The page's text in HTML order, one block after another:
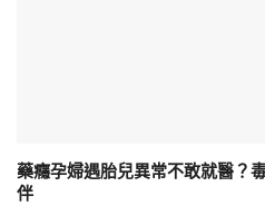
藥癮孕婦遇胎兒異常不敢就醫？
伴